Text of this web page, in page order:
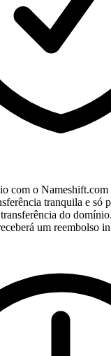
com o Nameshift.com
tranquila e só
do
um reembolso